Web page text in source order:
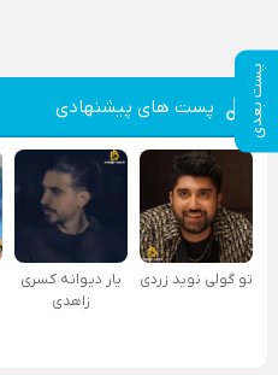
پست بعدی پست های پیشنهادی
تو گولی نوید زردی
یار دیوانه کسری
زاهدی